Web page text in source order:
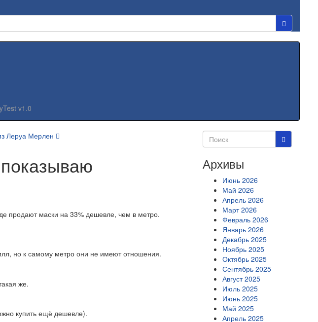
v1.0
Леруа Мерлен
продают маски на 33% дешевле, чем в метро.
но к самому метро они не имеют отношения.
же.
купить ещё дешевле).
Архивы
Июнь 2026
Май 2026
Апрель 2026
Март 2026
Февраль 2026
Январь 2026
Декабрь 2025
Ноябрь 2025
Октябрь 2025
Сентябрь 2025
Август 2025
Июль 2025
Июнь 2025
Май 2025
Апрель 2025